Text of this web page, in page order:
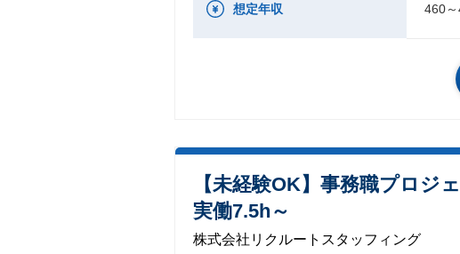
想定年収 460
【未経験OK】事務職プロ
実働7.5h～
株式会社リクルートスタッフィング